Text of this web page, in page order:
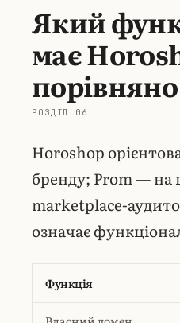
Який
має
Horoshop
бренду; Prom — на
marketplace-
означає
Функція